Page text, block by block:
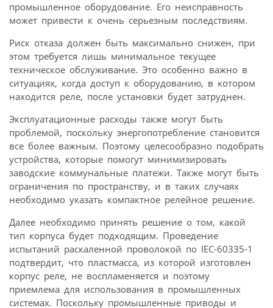
промышленное оборудование. Его неисправность
может привести к очень серьезным последствиям.
Риск отказа должен быть максимально снижен, при
этом требуется лишь минимальное текущее
техническое обслуживание. Это особенно важно в
ситуациях, когда доступ к оборудованию, в котором
находится реле, после установки будет затруднен.
Эксплуатационные расходы также могут быть
проблемой, поскольку энергопотребление становится
все более важным. Поэтому целесообразно подобрать
устройства, которые помогут минимизировать
заводские коммунальные платежи. Также могут быть
ограничения по пространству, и в таких случаях
необходимо указать компактное релейное решение.
Далее необходимо принять решение о том, какой
тип корпуса будет подходящим. Проведение
испытаний раскаленной проволокой по IEC-60335-1
подтвердит, что пластмасса, из которой изготовлен
корпус реле, не воспламеняется и поэтому
приемлема для использования в промышленных
системах. Поскольку промышленные приводы и